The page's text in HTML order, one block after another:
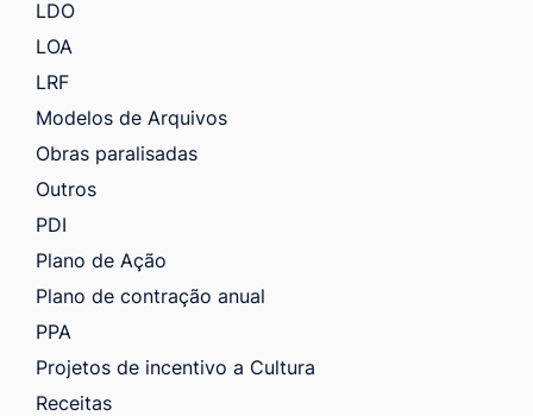
LDO
LOA
LRF
Modelos de Arquivos
Obras paralisadas
Outros
PDI
Plano de Ação
Plano de contração anual
PPA
Projetos de incentivo a Cultura
Receitas